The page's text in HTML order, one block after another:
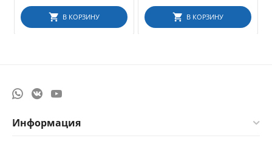
В КОРЗИНУ В КОРЗИНУ
Информация